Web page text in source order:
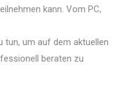
kann. Vom PC,
tun, um auf dem aktuellen
beraten zu